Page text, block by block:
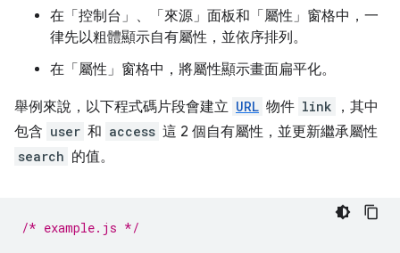
在「控制台」 、「來源」 面板和「屬性」 窗格中，一
律先以粗體顯示自有屬性，並依序排列。
在「屬性」 窗格中，將屬性顯示畫面扁平化。
舉例來說，以下程式碼片段會建立 URL 物件 link
，其中
包含 user 和 access 這 2 個自有屬性，並更新繼承屬性
search 的值。
/* example.js */